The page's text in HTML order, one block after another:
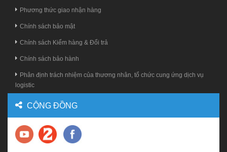
Phương thức giao nhận hàng
Chính sách bảo mật
Chính sách Kiểm hàng & Đổi trả
Chính sách bảo hành
Phân định trách nhiệm của thương nhân, tổ chức cung ứng dịch vụ
logistic
CỘNG ĐỒNG